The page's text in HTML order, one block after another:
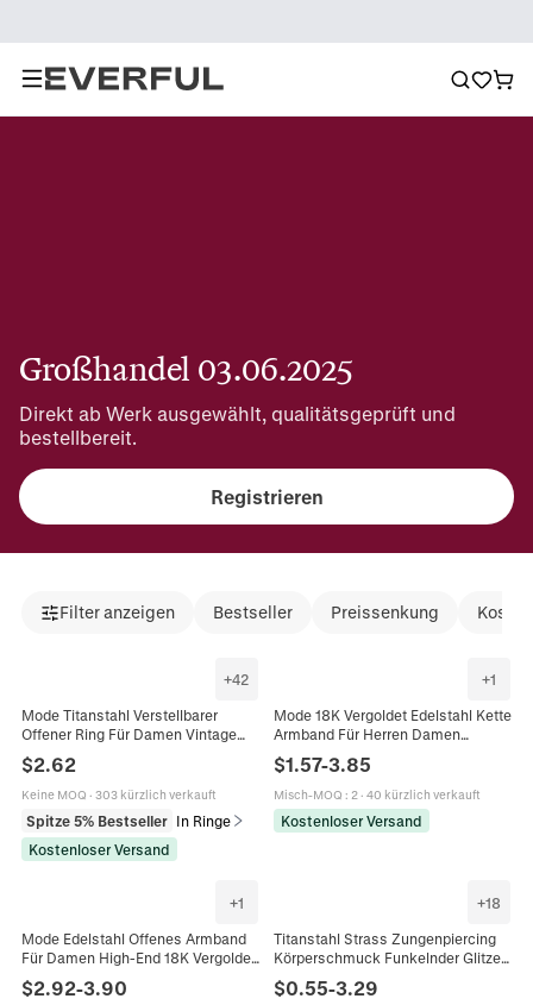
Großhandel 03.06.2025
Direkt ab Werk ausgewählt, qualitätsgeprüft und
bestellbereit.
Registrieren
Filter anzeigen Bestseller Preissenkung
+42
Mode Titanstahl Verstellbarer
Offener Ring Für Damen Vintage
Vergoldeter Strass Schmetterling
Weizenähre Blume Herz Krone
Fingerschmuck
$2.62
Keine MOQ · 303 kürzlich verkauft
Spitze 5% Bestseller In Ringe
Kostenloser Versand
+1
Mode 18K Vergoldet Edelstahl Kette
Armband Für Herren Damen
Geometrische Gliederkette Trendy
Schmuck Geschenk
$1.57-3.85
Misch-MOQ : 2· 40 kürzlich verkauft
Kostenloser Versand
+1
Mode Edelstahl Offenes Armband
Für Damen High-End 18K Vergoldet
Hohl Geometrischer Armreif
Elegantes Schmuckgeschenk
$2.92-3.90
+18
Titanstahl Strass Zungenpiercing
Körperschmuck Funkelnder Glitzer
Barbell Für Damen Herren Tägliche
Dekoration Zubehör
$0.55-3.29